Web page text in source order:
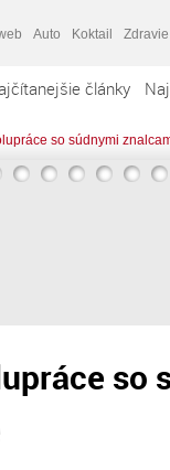
Auto Koktail Zdravie
články
so súdnymi
so